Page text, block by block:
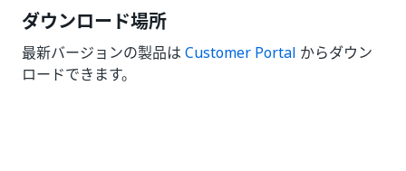
ダウンロード場所
最新バージョンの製品は Customer Portal からダウン
ロードできます。